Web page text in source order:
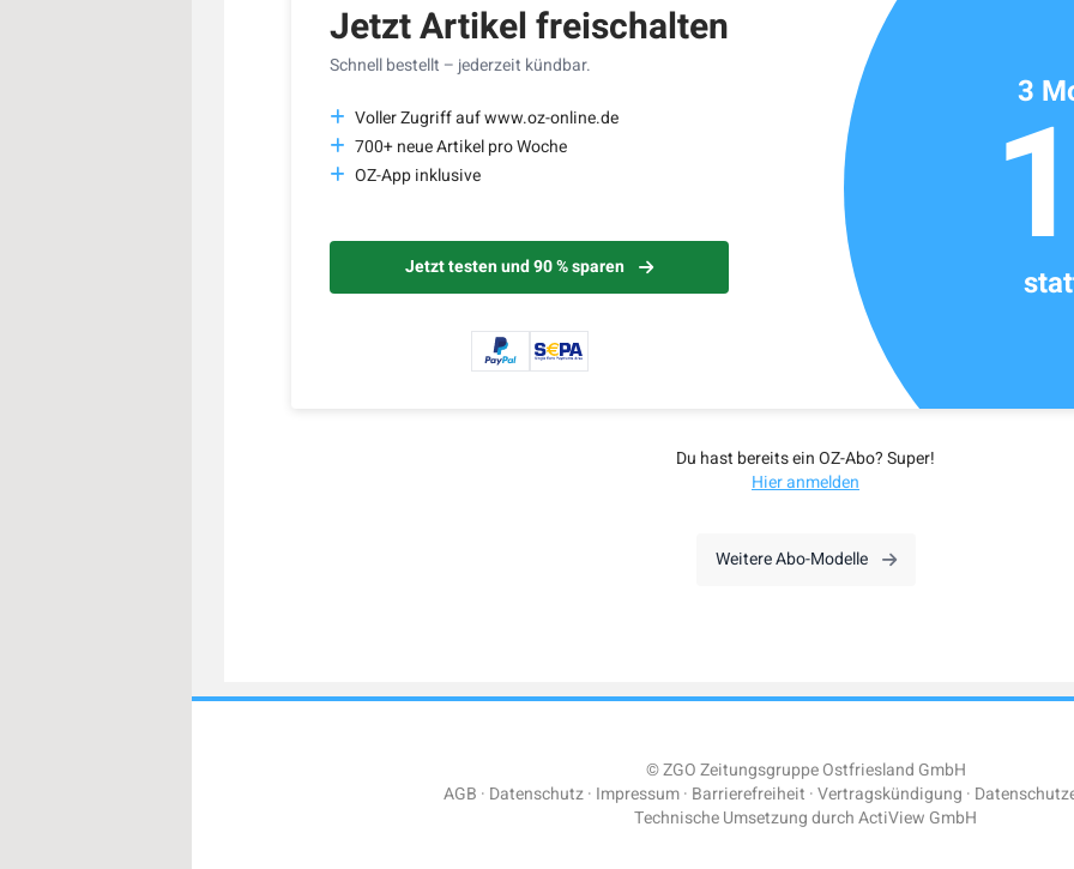
Jetzt Artikel freischalten
Schnell bestellt – jederzeit kündbar.
Voller Zugriff auf www.oz-online.de
700+ neue Artikel pro Woche
OZ-App inklusive
Jetzt testen und 90 % sparen
3
Du hast bereits ein OZ-Abo? Super!
Hier anmelden
Weitere Abo-Modelle
© ZGO Zeitungsgruppe Ostfriesland GmbH
AGB Datenschutz Impressum Barrierefreiheit Vertragskündigung
Technische Umsetzung durchActiView GmbH